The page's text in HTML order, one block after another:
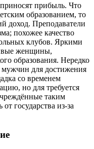
прибыль. Что
образованием, то
доход. Преподаватели
похожее качество
клубов. Яркими
женщины,
образования. Нередко
для достижения
со временем
но для требуется
таким
государства из-за